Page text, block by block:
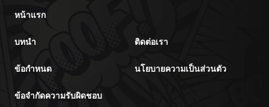
หน้าแรก
บทนำ ติดต่อเรา
ข้อกำหนด นโยบายความเป็นส่วนตัว
ข้อจำกัดความรับผิดชอบ